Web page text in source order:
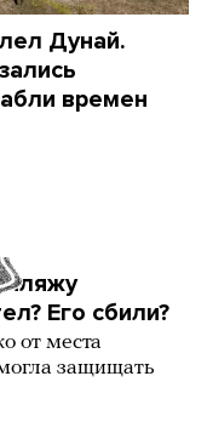
Дунай.
времен
пляжу
Его сбили?
от места
защищать